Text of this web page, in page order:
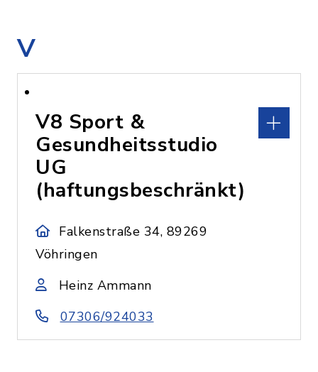
V
V8 Sport &
Gesundheitsstudio
UG
(haftungsbeschränkt)
Falkenstraße 34, 89269
Vöhringen
Heinz Ammann
07306/924033